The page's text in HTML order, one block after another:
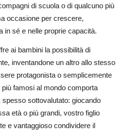
di scuola o di qualcuno più
occasione per crescere,
in sé e nelle proprie capacità.
ai bambini la possibilità di
inventandone un altro allo stesso
protagonista o semplicemente
più famosi al mondo comporta
sottovalutato: giocando
età o più grandi, vostro figlio
e vantaggioso condividere il